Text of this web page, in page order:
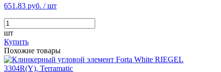
651.83 руб. / шт
шт
Купить
Похожие товары